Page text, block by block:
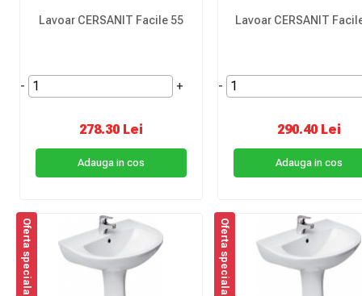
Lavoar CERSANIT Facile 55
- +
278.30 Lei
Adauga in cos
Lavoar CERSANIT
-
290.40 Lei
Adauga in cos
Oferta speciala Oferta speciala